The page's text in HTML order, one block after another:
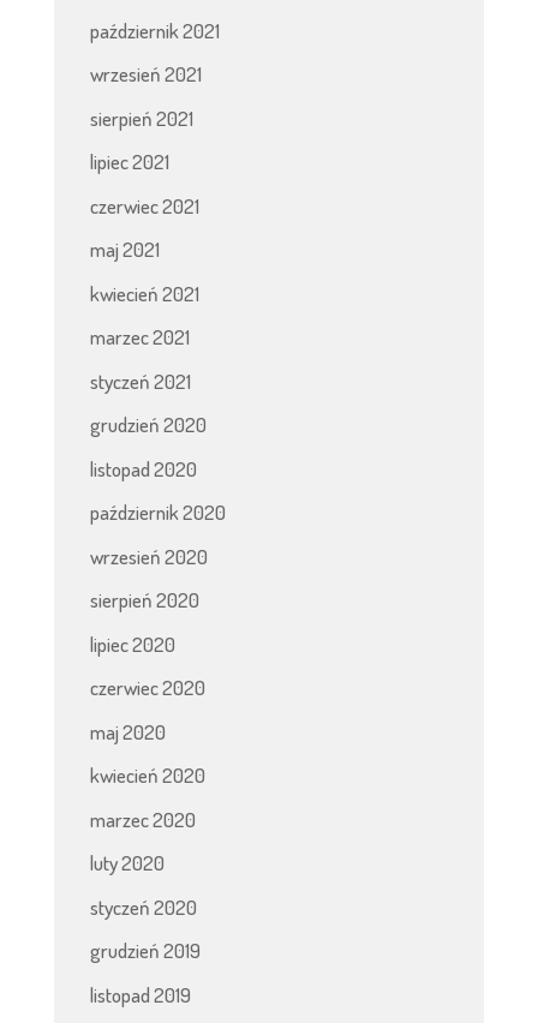
październik 2021
wrzesień 2021
sierpień 2021
lipiec 2021
czerwiec 2021
maj 2021
kwiecień 2021
marzec 2021
styczeń 2021
grudzień 2020
listopad 2020
październik 2020
wrzesień 2020
sierpień 2020
lipiec 2020
czerwiec 2020
maj 2020
kwiecień 2020
marzec 2020
luty 2020
styczeń 2020
grudzień 2019
listopad 2019